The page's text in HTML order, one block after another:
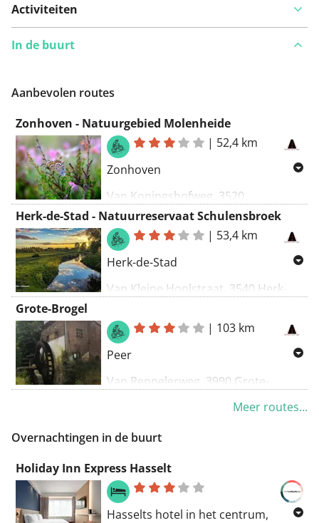
Activiteiten
In de buurt
Aanbevolen routes
Zonhoven - Natuurgebied Molenheide
| 52,4 km
Zonhoven
Van Koningshofweg, 3520
Zonhoven, België
Naar Koningshofweg, 3520
Zonhoven, België
Herk-de-Stad - Natuurreservaat Schulensbroek
| 53,4 km
Herk-de-Stad
Van Kleine Hoolstraat, 3540 Herk-
Naar Kleine Hoolstraat, 3540 Herk-
de-Stad, België
Grote-Brogel
| 103 km
Peer
Van Reppelerweg, 3990 Grote-
Brogel, België
Routering Fietsen - knooppunten
Meer routes...
Overnachtingen in de buurt
Holiday Inn Express Hasselt
Hasselts hotel in het centrum,